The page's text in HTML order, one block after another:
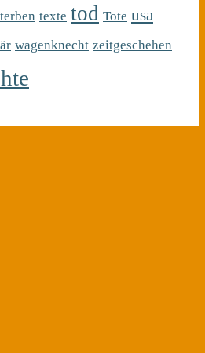
texte tod Tote usa
wagenknecht zeitgeschehen